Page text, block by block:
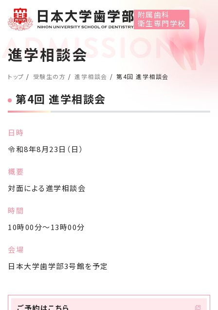
附属歯科
衛生専門学校
進学相談会
トップ 受験生の方 進学相談会 第4回 進学相談会
第4回 進学相談会
日時
令和8年8月23日（日）
概要
対面による進学相談会
時間
10時00分～13時00分
会場
日本大学歯学部3号館を予定